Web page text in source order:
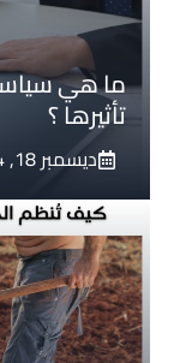
ما هي
تأثيرها ؟
ديسمبر 18, 2024